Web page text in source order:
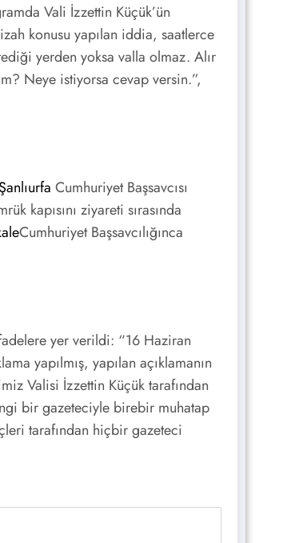
Vali İzzettin Küçük’ün
konusu yapılan iddia, saatlerce
yerden yoksa valla olmaz. Alır
Neye istiyorsa cevap versin.”,
Şanlıurfa Cumhuriyet Başsavcısı
kapısını ziyareti sırasında
Cumhuriyet Başsavcılığınca
yer verildi: “16 Haziran
yapılmış, yapılan açıklamanın
Valisi İzzettin Küçük tarafından
bir gazeteciyle birebir muhatap
tarafından hiçbir gazeteci